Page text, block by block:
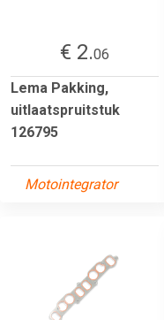
€ 2.06
Lema Pakking,
uitlaatspruitstuk
126795
Motointegrator